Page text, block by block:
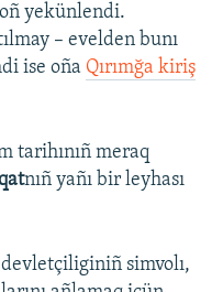
yekünlendi.
– evelden bunı
ise oña Qırımğa kiriş
tarihınıñ meraq
nıñ yañı bir leyhası
simvolı,